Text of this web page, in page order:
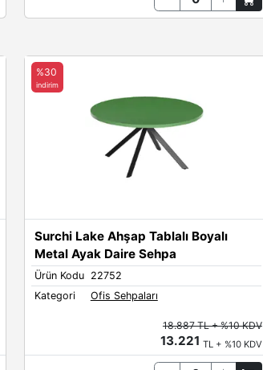
Surchi Lake Ahşap Tablalı Boyalı
Metal Ayak Daire Sehpa
Ürün Kodu
22752
Kategori
Ofis Sehpaları
%30
indirim
18.887 TL + %10 KDV
13.221 TL + %10 KDV